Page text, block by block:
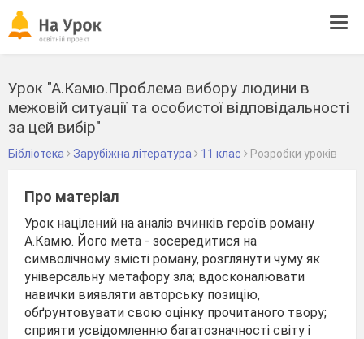
Урок "А.Камю.Проблема вибору людини в
межовій ситуації та особистої відповідальності
за цей вибір"
Бібліотека Зарубіжна література 11 клас Розробки уроків
Про матеріал
Урок націлений на аналіз вчинків героїв роману
А.Камю. Його мета - зосередитися на
символічному змісті роману, розглянути чуму як
універсальну метафору зла; вдосконалювати
навички виявляти авторську позицію,
обґрунтовувати свою оцінку прочитаного твору;
сприяти усвідомленню багатозначності світу і